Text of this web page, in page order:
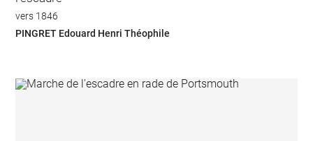
vers 1846
PINGRET Edouard Henri Théophile